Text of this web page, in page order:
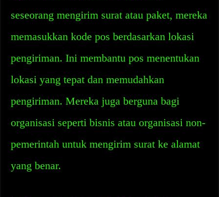
seseorang mengirim surat atau paket, mereka
memasukkan kode pos berdasarkan lokasi
pengiriman. Ini membantu pos menentukan
lokasi yang tepat dan memudahkan
pengiriman. Mereka juga berguna bagi
organisasi seperti bisnis atau organisasi non-
pemerintah untuk mengirim surat ke alamat
yang benar.